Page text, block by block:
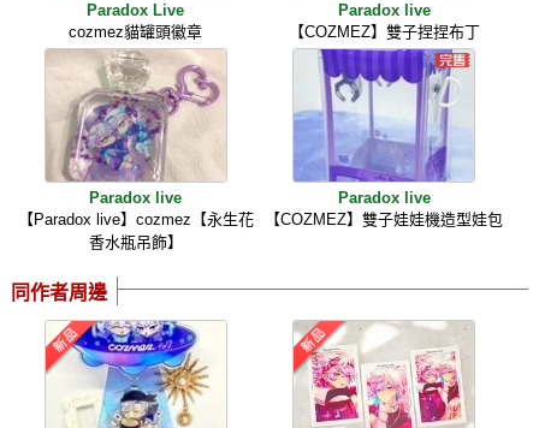
Paradox Live
cozmez貓罐頭徽章
Paradox live
【COZMEZ】雙子捏捏布丁
Paradox live
【Paradox live】cozmez【永生花
香水瓶吊飾】
Paradox live
【COZMEZ】雙子娃娃機造型娃包
同作者周邊